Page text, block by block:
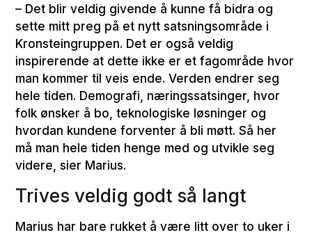
– Det blir veldig givende å kunne få bidra og
sette mitt preg på et nytt satsningsområde i
Kronsteingruppen. Det er også veldig
inspirerende at dette ikke er et fagområde hvor
man kommer til veis ende. Verden endrer seg
hele tiden. Demografi, næringssatsinger, hvor
folk ønsker å bo, teknologiske løsninger og
hvordan kundene forventer å bli møtt. Så her
må man hele tiden henge med og utvikle seg
videre, sier Marius.
Trives veldig godt så langt
Marius har bare rukket å være litt over to uker i